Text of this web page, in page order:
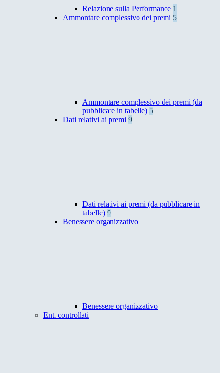
Relazione sulla Performance 1
Ammontare complessivo dei premi 5
Ammontare complessivo dei premi (da
pubblicare in tabelle) 5
Dati relativi ai premi 9
Dati relativi ai premi (da pubblicare in
tabelle) 9
Benessere organizzativo
Benessere organizzativo
Enti controllati